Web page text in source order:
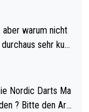
aber warum nicht
des Weltmei
? Bitte den Arti